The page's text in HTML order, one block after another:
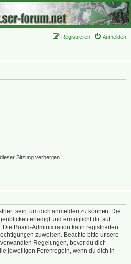
Anmelden
Registrieren
Sitzung verbergen
sein, um dich anmelden zu können. Die
erledigt und ermöglicht dir, auf
Board-Administration kann registrierten
zuweisen. Beachte bitte unsere
Regelungen, bevor du dich
jeweiligen Forenregeln, wenn du dich in